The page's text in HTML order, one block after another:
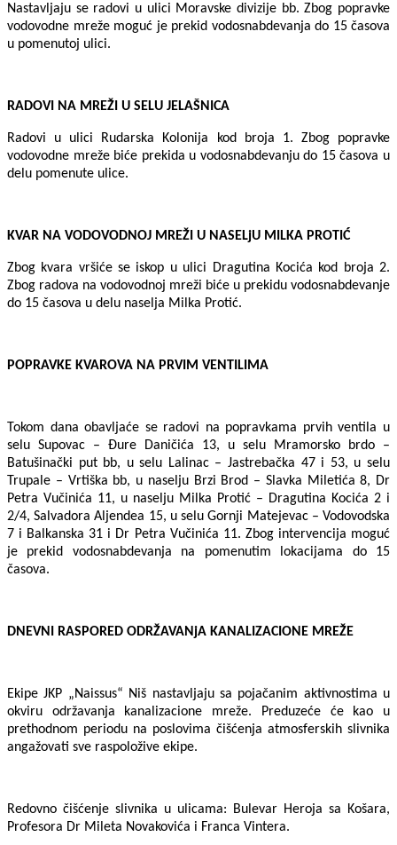
Nastavljaju se radovi u ulici Moravske divizije bb. Zbog popravke
vodovodne mreže moguć je prekid vodosnabdevanja do 15 časova
u pomenutoj ulici.
RADOVI NA MREŽI U SELU JELAŠNICA
Radovi u ulici Rudarska Kolonija kod broja 1. Zbog popravke
vodovodne mreže biće prekida u vodosnabdevanju do 15 časova u
delu pomenute ulice.
KVAR NA VODOVODNOJ MREŽI U NASELjU MILKA PROTIĆ
Zbog kvara vršiće se iskop u ulici Dragutina Kocića kod broja 2.
Zbog radova na vodovodnoj mreži biće u prekidu vodosnabdevanje
do 15 časova u delu naselja Milka Protić.
POPRAVKE KVAROVA NA PRVIM VENTILIMA
Tokom dana obavljaće se radovi na popravkama prvih ventila u
selu Supovac – Đure Daničića 13, u selu Mramorsko brdo –
Batušinački put bb, u selu Lalinac – Jastrebačka 47 i 53, u selu
Trupale – Vrtiška bb, u naselju Brzi Brod – Slavka Miletića 8, Dr
Petra Vučinića 11, u naselju Milka Protić – Dragutina Kocića 2 i
2/4, Salvadora Aljendea 15, u selu Gornji Matejevac – Vodovodska
7 i Balkanska 31 i Dr Petra Vučinića 11. Zbog intervencija moguć
je prekid vodosnabdevanja na pomenutim lokacijama do 15
časova.
DNEVNI RASPORED ODRŽAVANjA KANALIZACIONE MREŽE
Ekipe JKP „Naissus“ Niš nastavljaju sa pojačanim aktivnostima u
okviru održavanja kanalizacione mreže. Preduzeće će kao u
prethodnom periodu na poslovima čišćenja atmosferskih slivnika
angažovati sve raspoložive ekipe.
Redovno čišćenje slivnika u ulicama: Bulevar Heroja sa Košara,
Profesora Dr Mileta Novakovića i Franca Vintera.